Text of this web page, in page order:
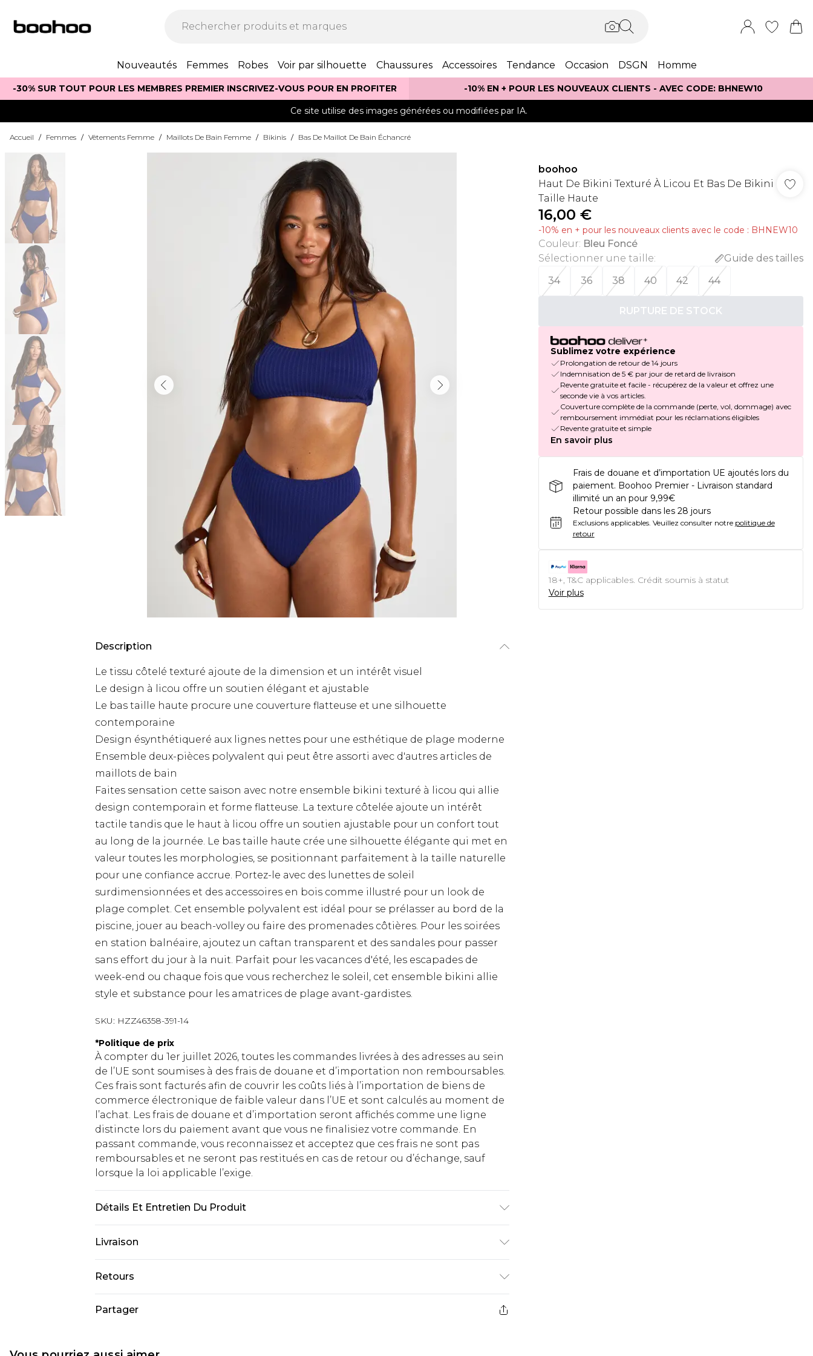
Nouveautés Femmes Robes Voir par silhouette Chaussures Accessoires Tendance Occasion DSGN Homme
-30% SUR TOUT POUR LES MEMBRES PREMIER INSCRIVEZ-VOUS POUR EN PROFITER -10% EN + POUR LES NOUVEAUX CLIENTS - AVEC CODE: BHNEW10
Ce site utilise des images générées ou modifiées par IA.
Accueil / Femmes / Vêtements Femme / Maillots De Bain Femme / Bikinis / Bas De Maillot De Bain Échancré
Description
Le tissu côtelé texturé ajoute de la dimension et un intérêt visuel
Le design à licou offre un soutien élégant et ajustable
Le bas taille haute procure une couverture flatteuse et une silhouette
contemporaine
Design ésynthétiqueré aux lignes nettes pour une esthétique de plage moderne
Ensemble deux-pièces polyvalent qui peut être assorti avec d'autres articles de
maillots de bain
Faites sensation cette saison avec notre ensemble bikini texturé à licou qui allie
design contemporain et forme flatteuse. La texture côtelée ajoute un intérêt
tactile tandis que le haut à licou offre un soutien ajustable pour un confort tout
au long de la journée. Le bas taille haute crée une silhouette élégante qui met en
valeur toutes les morphologies, se positionnant parfaitement à la taille naturelle
pour une confiance accrue. Portez-le avec des lunettes de soleil
surdimensionnées et des accessoires en bois comme illustré pour un look de
plage complet. Cet ensemble polyvalent est idéal pour se prélasser au bord de la
piscine, jouer au beach-volley ou faire des promenades côtières. Pour les soirées
en station balnéaire, ajoutez un caftan transparent et des sandales pour passer
sans effort du jour à la nuit. Parfait pour les vacances d'été, les escapades de
week-end ou chaque fois que vous recherchez le soleil, cet ensemble bikini allie
style et substance pour les amatrices de plage avant-gardistes.
SKU: HZZ46358-391-14
*Politique de prix
À compter du 1er juillet 2026, toutes les commandes livrées à des adresses au sein
de l’UE sont soumises à des frais de douane et d’importation non remboursables.
Ces frais sont facturés afin de couvrir les coûts liés à l’importation de biens de
commerce électronique de faible valeur dans l’UE et sont calculés au moment de
l’achat. Les frais de douane et d’importation seront affichés comme une ligne
distincte lors du paiement avant que vous ne finalisiez votre commande. En
passant commande, vous reconnaissez et acceptez que ces frais ne sont pas
remboursables et ne seront pas restitués en cas de retour ou d’échange, sauf
lorsque la loi applicable l’exige.
Détails Et Entretien Du Produit
abondamment après utilisation, remettre en forme lorsque humide, retourner à
Livraison
Livraison standard France
€2.99
Livraison express France
€9.99
Evri Parcel Shop
Retours
nous retourner un article.
demandée.
Partager
boohoo
Haut De Bikini Texturé À Licou Et Bas De Bikini
Taille Haute
16,00 €
-10% en + pour les nouveaux clients avec le code : BHNEW10
Couleur: Bleu Foncé
Sélectionner une taille:
Guide des tailles
34
36 38 40 42 44
RUPTURE DE STOCK
Sublimez votre expérience
Prolongation de retour de 14 jours
Indemnisation de 5 € par jour de retard de livraison
Revente gratuite et facile - récupérez de la valeur et offrez une
seconde vie à vos articles.
Couverture complète de la commande (perte, vol, dommage) avec
remboursement immédiat pour les réclamations éligibles
Revente gratuite et simple
En savoir plus
Frais de douane et d’importation UE ajoutés lors du
paiement. Boohoo Premier - Livraison standard
illimité un an pour 9,99€
Retour possible dans les 28 jours
Exclusions applicables. Veuillez consulter notre politique de
retour
18+, T&C applicables. Crédit soumis à statut
Voir plus